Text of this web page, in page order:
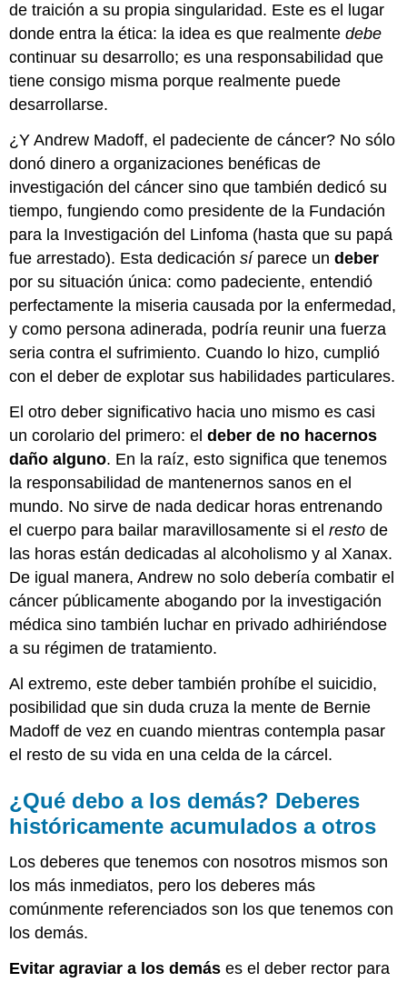
de traición a su propia singularidad. Este es el lugar
donde entra la ética: la idea es que realmentedebe
continuar su desarrollo; es una responsabilidad que
tiene consigo misma porque realmente puede
desarrollarse.
¿Y Andrew Madoff, el padeciente de cáncer? No sólo
donó dinero a organizaciones benéficas de
investigación del cáncer sino que también dedicó su
tiempo, fungiendo como presidente de la Fundación
para la Investigación del Linfoma (hasta que su papá
fue arrestado). Esta dedicaciónsíparece undeber
por su situación única: como padeciente, entendió
perfectamente la miseria causada por la enfermedad,
y como persona adinerada, podría reunir una fuerza
seria contra el sufrimiento. Cuando lo hizo, cumplió
con el deber de explotar sus habilidades particulares.
El otro deber significativo hacia uno mismo es casi
un corolario del primero: eldeber de no hacernos
daño alguno. En la raíz, esto significa que tenemos
la responsabilidad de mantenernos sanos en el
mundo. No sirve de nada dedicar horas entrenando
el cuerpo para bailar maravillosamente si elresto de
las horas están dedicadas al alcoholismo y al Xanax.
De igual manera, Andrew no solo debería combatir el
cáncer públicamente abogando por la investigación
médica sino también luchar en privado adhiriéndose
a su régimen de tratamiento.
Al extremo, este deber también prohíbe el suicidio,
posibilidad que sin duda cruza la mente de Bernie
Madoff de vez en cuando mientras contempla pasar
el resto de su vida en una celda de la cárcel.
¿Qué debo a los demás? Deberes
históricamente acumulados a otros
Los deberes que tenemos con nosotros mismos son
los más inmediatos, pero los deberes más
comúnmente referenciados son los que tenemos con
los demás.
Evitar agraviar a los demás es el deber rector para